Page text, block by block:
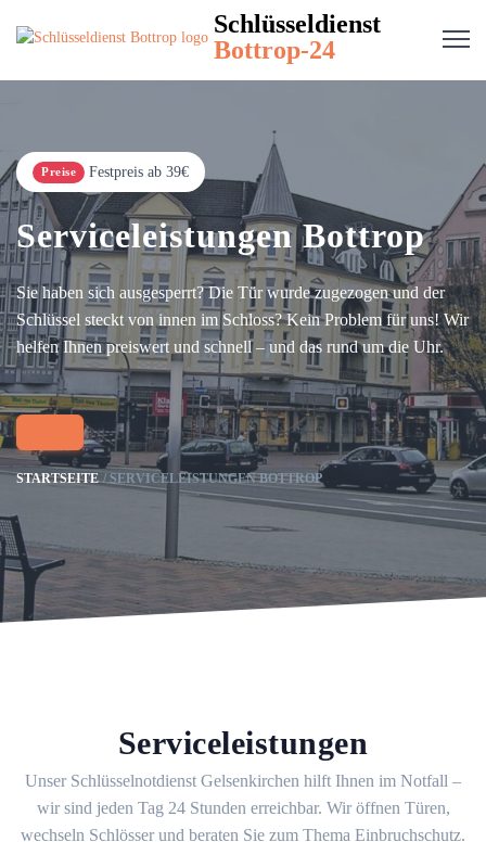
Schlüsseldienst
Bottrop-24
Preise Festpreis ab 39€
Serviceleistungen Bottrop
Sie haben sich ausgesperrt? Die Tür wurde zugezogen und der
Schlüssel steckt von innen im Schloss? Kein Problem für uns! Wir
helfen Ihnen preiswert und schnell – und das rund um die Uhr.
STARTSEITE SERVICELEISTUNGEN BOTTROP
Serviceleistungen
Unser Schlüsselnotdienst Gelsenkirchen hilft Ihnen im Notfall –
wir sind jeden Tag 24 Stunden erreichbar. Wir öffnen Türen,
wechseln Schlösser und beraten Sie zum Thema Einbruchschutz.